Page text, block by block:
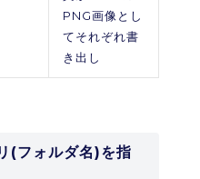
PNG画像とし
てそれぞれ書
き出し
(フォルダ名)を指